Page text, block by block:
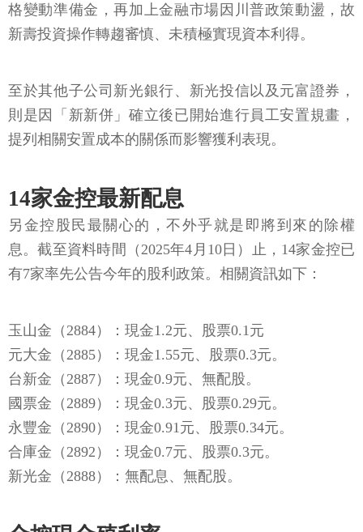
格變動準備金，再加上金融市場因川普政策動盪，故
新壽投資操作轉趨審慎、未積極實現資本利得。
至於其他子公司新光銀行、新光投信以及元富證券，
則是因「新新併」確立後已開始進行員工安置規畫，
提列相關安置成本的關係而影響獲利表現。
14家金控最新配息
另金控股民最關心的，不外乎就是即將到來的除權
息。截至資料時間（2025年4月10日）止，14家金控已
有7家率先公告今年的股利政策。相關資訊如下：
玉山金（2884）：現金1.2元、股票0.1元
元大金（2885）：現金1.55元、股票0.3元。
台新金（2887）：現金0.9元、無配股。
國票金（2889）：現金0.3元、股票0.29元。
永豐金（2890）：現金0.91元、股票0.34元。
合庫金（2892）：現金0.7元、股票0.3元。
新光金（2888）：無配息、無配股。